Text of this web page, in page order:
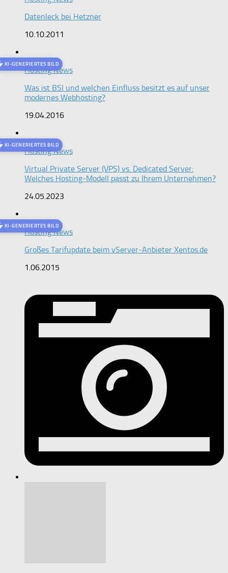
Datenleck bei Hetzner
10.10.2011
KI-GENERIERTES BILD
Hosting News
Was ist BSI und welchen Einfluss besitzt es auf unser
modernes Webhosting?
19.04.2016
KI-GENERIERTES BILD
Hosting News
Virtual Private Server (VPS) vs. Dedicated Server:
Welches Hosting-Modell passt zu Ihrem Unternehmen?
24.05.2023
KI-GENERIERTES BILD
Hosting News
Großes Tarifupdate beim vServer-Anbieter Xentos.de
1.06.2015